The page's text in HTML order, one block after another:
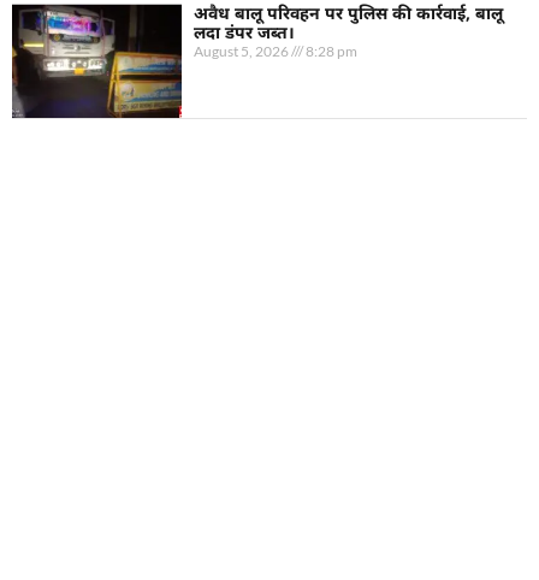
अवैध बालू परिवहन पर पुलिस की कार्रवाई, बालू
लदा डंपर जब्त।
August 5, 2026 8:28 pm